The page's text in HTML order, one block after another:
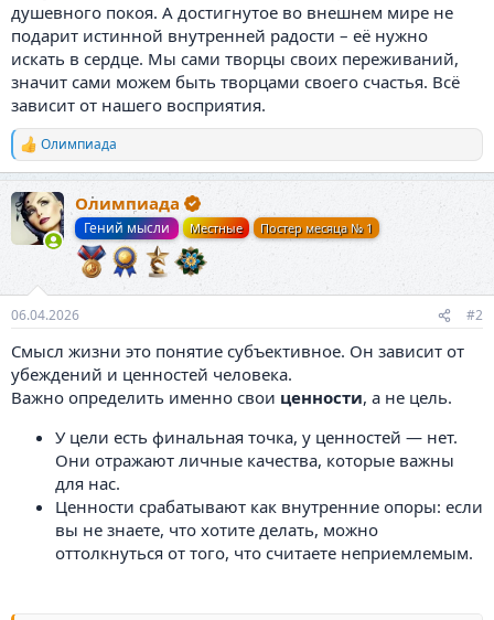
душевного покоя. А достигнутое во внешнем мире не
подарит истинной внутренней радости – её нужно
искать в сердце. Мы сами творцы своих переживаний,
значит сами можем быть творцами своего счастья. Всё
зависит от нашего восприятия.
Р
е
к
ц
Олимпиада
Олимпиада
Гений мысли Местные Постер месяца № 1
06.04.2026 #2
Смысл жизни это понятие субъективное. Он зависит от
убеждений и ценностей человека.
Важно определить именно свои ценности, а не цель.
У цели есть финальная точка, у ценностей — нет.
Они отражают личные качества, которые важны
для нас.
Ценности срабатывают как внутренние опоры: если
вы не знаете, что хотите делать, можно
оттолкнуться от того, что считаете неприемлемым.